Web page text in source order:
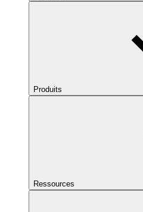
Produits
Ressources